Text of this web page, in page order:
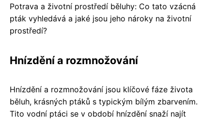
Potrava a životní prostředí běluhy: Co tato vzácná
pták vyhledává a jaké jsou jeho nároky na životní
prostředí?
Hnízdění a rozmnožování
Hnízdění a rozmnožování jsou klíčové fáze života
běluh, krásných ptáků s typickým bílým zbarvením.
Tito vodní ptáci se v období hnízdění snaží najít